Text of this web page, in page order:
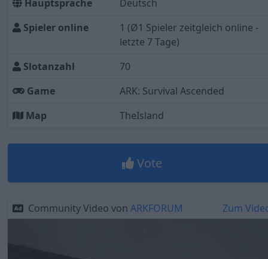
Hauptsprache
Deutsch
Spieler online
1 (Ø1 Spieler zeitgleich online -
letzte 7 Tage)
Slotanzahl
70
Game
ARK: Survival Ascended
Map
TheIsland
Vote
Community Video von ARKFORUM Zum